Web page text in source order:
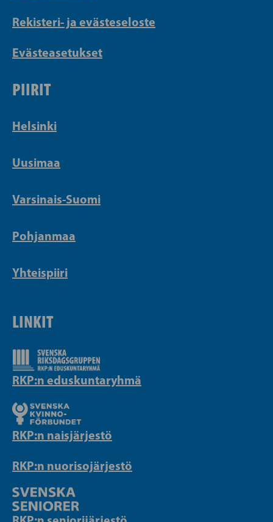
Rekisteri- ja evästeseloste
Evästeasetukset
PIIRIT
Helsinki
Uusimaa
Varsinais-Suomi
Pohjanmaa
Yhteispiiri
LINKIT
RKP:n eduskuntaryhmä
RKP:n naisjärjestö
RKP:n nuorisojärjestö